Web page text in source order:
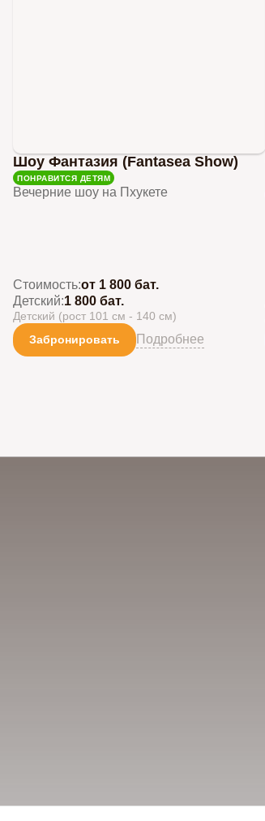
Шоу Фантазия (Fantasea Show)
ПОНРАВИТСЯ ДЕТЯМ
Вечерние шоу на Пхукете
Стоимость:от 1 800 бат.
Детский:1 800 бат.
Детский (рост 101 см - 140 см)
Забронировать
Подробнее